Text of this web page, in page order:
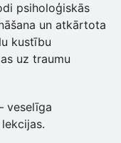
psiholoģiskās
un atkārtota
kustību
uz traumu
veselīga